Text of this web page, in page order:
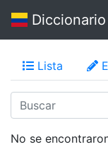
Lista
No se